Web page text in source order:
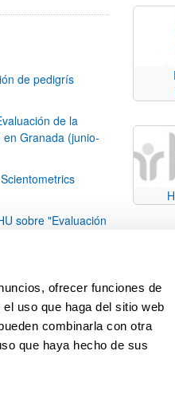
ofrecer funciones de
uso que haga del sitio web
combinarla con otra
que haya hecho de sus
de pedigrís
de la
Granada (junio-
sobre "Evaluación
de
desplazarse.Use TAB para